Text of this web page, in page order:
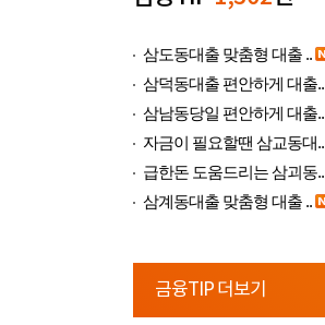
삼도동대출 맞춤형 대출 ..
삼덕동대출 편안하게 대출..
삼남동당일 편안하게 대출..
자금이 필요할땐 삼교동대..
급한돈 도움드리는 삼괴동..
삼계동대출 맞춤형 대출 ..
금융TIP 더보기